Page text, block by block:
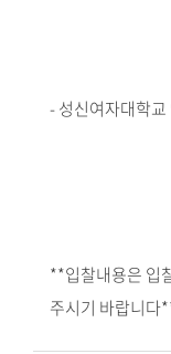
- 성신여자대학
**입찰내용은 입
주시기 바랍니다